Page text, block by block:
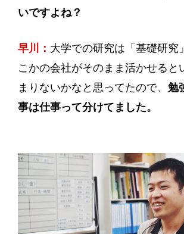
いですよね？
早川： 大学での研究は「基礎研究
こかの会社がそのまま活かせると
まりないかなと思ってたので、 勉
事は仕事って分けてました。